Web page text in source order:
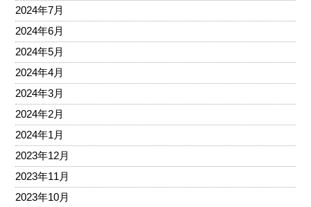
2024年7月
2024年6月
2024年5月
2024年4月
2024年3月
2024年2月
2024年1月
2023年12月
2023年11月
2023年10月